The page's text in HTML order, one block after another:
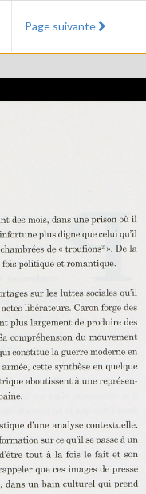
Page suivante